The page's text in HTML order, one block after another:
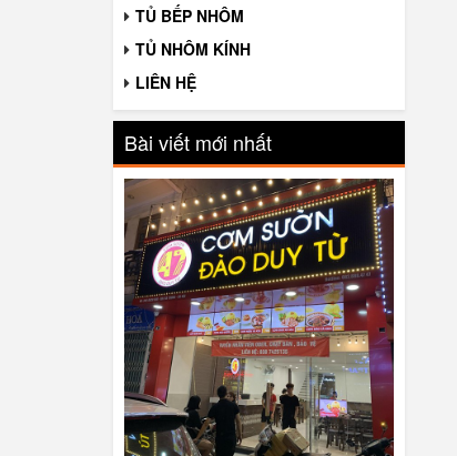
TỦ BẾP NHÔM
TỦ NHÔM KÍNH
LIÊN HỆ
Bài viết mới nhất